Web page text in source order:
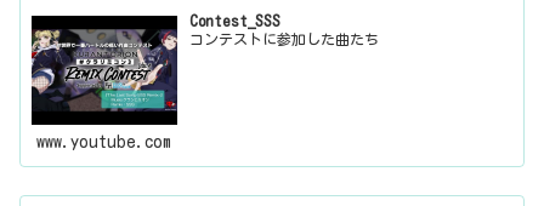
Contest_SSS
コンテストに参加した曲たち
www.youtube.com